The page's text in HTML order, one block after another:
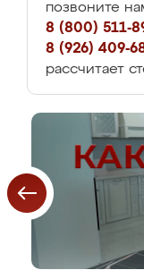
позвоните
8 (800) 511-
8 (926) 409-
рассчитает